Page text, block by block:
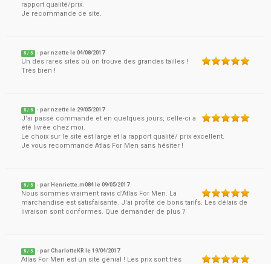
rapport qualité/prix.
Je recommande ce site.
5 / 5 - parnzette le04/08/2017
Un des rares sites où on trouve des grandes tailles !
Très bien !
5 / 5 - parnzette le 29/05/2017
J'ai passé commande et en quelques jours, celle-ci a
été livrée chez moi.
Le choix sur le site est large et la rapport qualité/ prix excellent.
Je vous recommande Atlas For Men sans hésiter !
5 / 5 - par Henriette.m084 le09/05/2017
Nous sommes vraiment ravis d’Atlas For Men. La
marchandise est satisfaisante. J'ai profité de bons tarifs. Les délais de
livraison sont conformes. Que demander de plus ?
5 / 5 - parCharlotteKR le19/04/2017
Atlas For Men est un site génial ! Les prix sont très